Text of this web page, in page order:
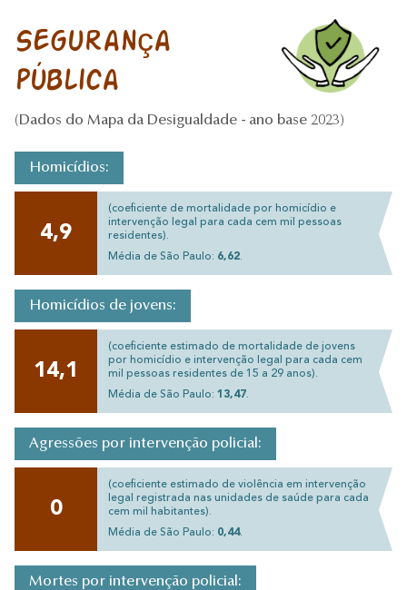
Segurança
pública
(Dados do Mapa da Desigualdade - ano base 2023)
Homicídios:
4,9
(coeficiente de mortalidade por homicídio e
intervenção legal para cada cem mil pessoas
residentes).
Média de São Paulo: 6,62.
Homicídios de jovens:
14,1
(coeficiente estimado de mortalidade de jovens
por homicídio e intervenção legal para cada cem
mil pessoas residentes de 15 a 29 anos).
Média de São Paulo: 13,47.
Agressões por intervenção policial:
0
(coeficiente estimado de violência em intervenção
legal registrada nas unidades de saúde para cada
cem mil habitantes).
Média de São Paulo: 0,44.
Mortes por intervenção policial: